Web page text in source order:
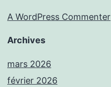
A WordPress Commenter
Archives
mars 2026
février 2026